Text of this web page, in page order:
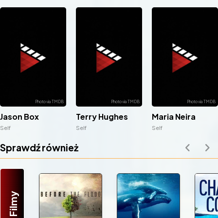
Jason Box
Self
Terry Hughes
Self
Maria Neira
Self
Sprawdź również